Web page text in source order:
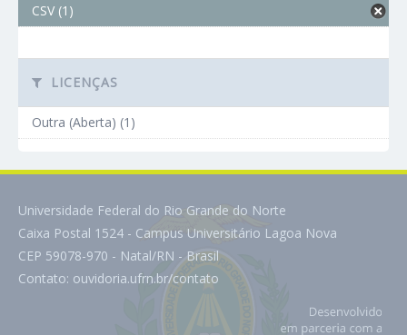
CSV (1)
LICENÇAS
Outra (Aberta) (1)
Universidade Federal do Rio Grande do Norte
Caixa Postal 1524 - Campus Universitário Lagoa Nova
CEP 59078-970 - Natal/RN - Brasil
Contato: ouvidoria.ufrn.br/contato